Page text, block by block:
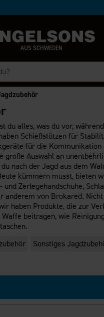
AUS SCHWEDEN
du alles, was du vor,
Schießstützen für
für die
große Auswahl an
nach der Jagd aus dem
kümmern musst, bieten
Zerlegehandschuhe,
anderem von Brokared.
haben Produkte, die zur
beitragen, wie
Sonstiges